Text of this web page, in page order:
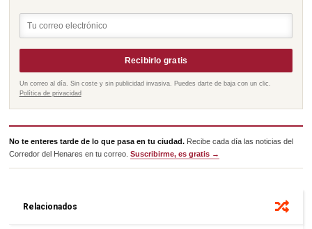
Recibirlo gratis
Un correo al día. Sin coste y sin publicidad invasiva. Puedes darte de baja con un clic.
Política de privacidad
No te enteres tarde de lo que pasa en tu ciudad. Recibe cada día las noticias del
Corredor del Henares en tu correo.Suscribirme, es gratis →
Relacionados